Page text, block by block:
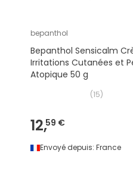
bepanthol
Bepanthol Sensicalm
Irritations Cutanées et
Atopique 50 g
(15)
12,59 €
Envoyé depuis: France